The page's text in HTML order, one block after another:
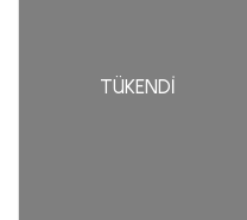
TÜKENDI